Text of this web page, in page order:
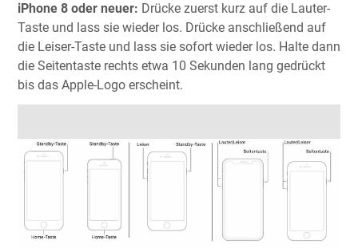
iPhone 8 oder neuer: Drücke zuerst kurz auf die Lauter-
Taste und lass sie wieder los. Drücke anschließend auf
die Leiser-Taste und lass sie sofort wieder los. Halte dann
die Seitentaste rechts etwa 10 Sekunden lang gedrückt
bis das Apple-Logo erscheint.